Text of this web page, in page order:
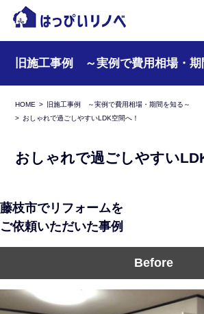
旧施工事例 ～実例で費用相場・期
HOME
旧施工事例 ～実例で費用相場・期間を知る～
おしゃれで過ごしやすいLDK空間へ！
おしゃれで過ごしやすい
藤枝市でリフォームを
ご依頼いただいた事例
Before